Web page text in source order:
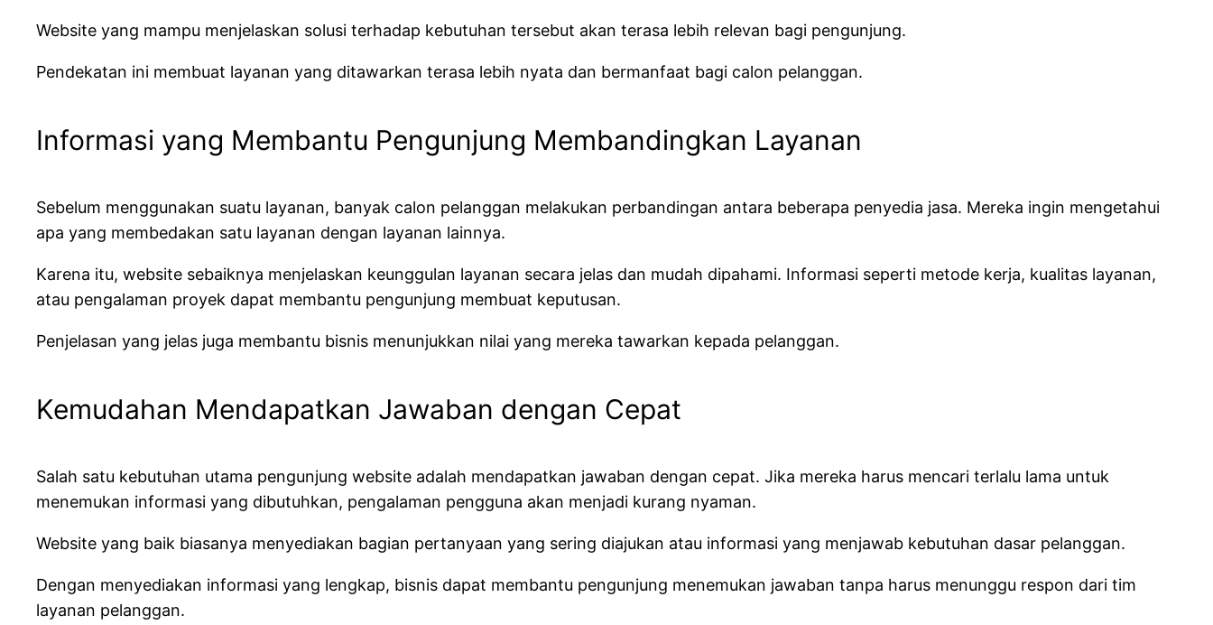
Website yang mampu menjelaskan solusi terhadap kebutuhan tersebut akan terasa lebih relevan bagi pengunjung.
Pendekatan ini membuat layanan yang ditawarkan terasa lebih nyata dan bermanfaat bagi calon pelanggan.
Informasi yang Membantu Pengunjung Membandingkan Layanan
Sebelum menggunakan suatu layanan, banyak calon pelanggan melakukan perbandingan antara beberapa penyedia jasa. Mereka ingin mengetahui
apa yang membedakan satu layanan dengan layanan lainnya.
Karena itu, website sebaiknya menjelaskan keunggulan layanan secara jelas dan mudah dipahami. Informasi seperti metode kerja, kualitas layanan,
atau pengalaman proyek dapat membantu pengunjung membuat keputusan.
Penjelasan yang jelas juga membantu bisnis menunjukkan nilai yang mereka tawarkan kepada pelanggan.
Kemudahan Mendapatkan Jawaban dengan Cepat
Salah satu kebutuhan utama pengunjung website adalah mendapatkan jawaban dengan cepat. Jika mereka harus mencari terlalu lama untuk
menemukan informasi yang dibutuhkan, pengalaman pengguna akan menjadi kurang nyaman.
Website yang baik biasanya menyediakan bagian pertanyaan yang sering diajukan atau informasi yang menjawab kebutuhan dasar pelanggan.
Dengan menyediakan informasi yang lengkap, bisnis dapat membantu pengunjung menemukan jawaban tanpa harus menunggu respon dari tim
layanan pelanggan.